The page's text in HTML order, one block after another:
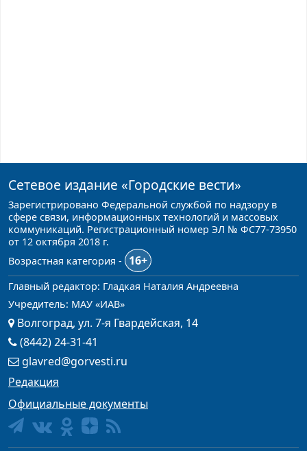
Сетевое издание «Городские вести»
Зарегистрировано Федеральной службой по надзору в
сфере связи, информационных технологий и массовых
коммуникаций. Регистрационный номер ЭЛ № ФС77-73950
от 12 октября 2018 г.
Возрастная категория -
16+
Главный редактор: Гладкая Наталия Андреевна
Учредитель: МАУ «ИАВ»
Волгоград, ул. 7-я Гвардейская, 14
(8442) 24-31-41
glavred@gorvesti.ru
Редакция
Официальные документы